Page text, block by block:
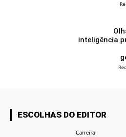
inteligência
ESCOLHAS DO EDITOR
Carreira